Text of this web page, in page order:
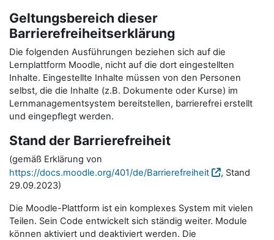
Geltungsbereich dieser
Barrierefreiheitserklärung
Die folgenden Ausführungen beziehen sich auf die
Lernplattform Moodle, nicht auf die dort eingestellten
Inhalte. Eingestellte Inhalte müssen von den Personen
selbst, die die Inhalte (z.B. Dokumente oder Kurse) im
Lernmanagementsystem bereitstellen, barrierefrei erstellt
und eingepflegt werden.
Stand der Barrierefreiheit
(gemäß Erklärung von
https://docs.moodle.org/401/de/Barrierefreiheit
, Stand
29.09.2023)
Die Moodle-Plattform ist ein komplexes System mit vielen
Teilen. Sein Code entwickelt sich ständig weiter. Module
können aktiviert und deaktiviert werden. Die